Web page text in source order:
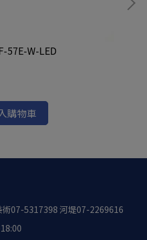
57E-W-LED
購物車
07-5317398 河堤07-2269616